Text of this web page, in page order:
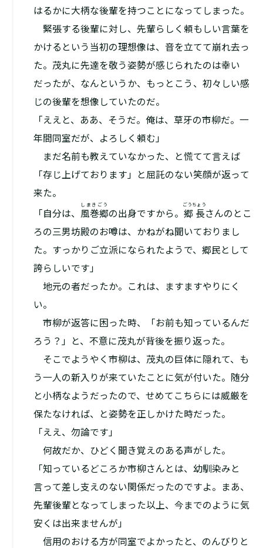
はるかに大柄な後輩を持つことになってしまった。
緊張する後輩に対し、先輩らしく頼もしい言葉を
かけるという当初の理想像は、音を立てて崩れ去っ
た。茂丸に先達を敬う姿勢が感じられたのは幸い
だったが、なんというか、もっとこう、初々しい感
じの後輩を想像していたのだ。
「ええと、ああ、そうだ。俺は、草牙の市柳だ。一
年間同室だが、よろしく頼む」
まだ名前も教えていなかった、と慌てて言えば
「存じ上げております」と屈託のない笑顔が返って
来た。
「自分は、
風巻郷
しまきごう
の出身ですから。 郷長
ごうちょう
さんのとこ
ろの三男坊殿のお噂は、かねがね聞いておりまし
た。すっかりご立派になられたようで、郷民として
誇らしいです」
地元の者だったか。これは、ますますやりにく
い。
市柳が返答に困った時、「お前も知っているんだ
ろう？」と、不意に茂丸が背後を振り返った。
そこでようやく市柳は、茂丸の巨体に隠れて、も
う一人の新入りが来ていたことに気が付いた。随分
と小柄なようだったので、せめてこちらには威厳を
保たなければ、と姿勢を正しかけた時だった。
「ええ、勿論です」
――何故だか、ひどく聞き覚えのある声がした。
「知っているどころか市柳さんとは、幼馴染みと
言って差し支えのない関係だったのですよ。まあ、
先輩後輩となってしまった以上、今までのように気
安くは出来ませんが」
信用のおける方が同室でよかったと、のんびりと